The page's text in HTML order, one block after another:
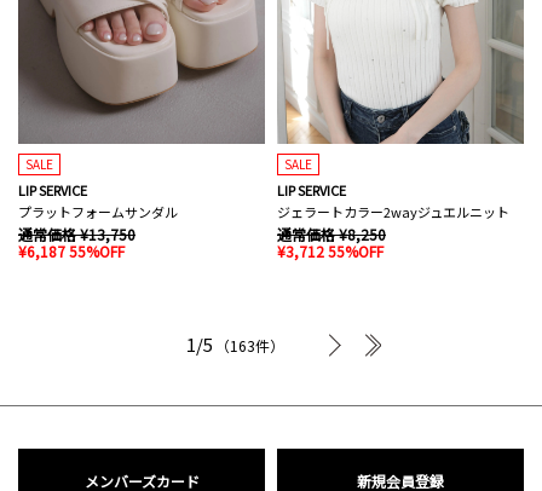
SALE
LIP SERVICE
プラットフォームサンダル
通常価格 ¥13,750
¥6,187 55%OFF
SALE
LIP SERVICE
ジェラートカラー2wayジュエルニット
通常価格 ¥8,250
¥3,712 55%OFF
1/5 （163件）
次へ
メンバーズカード 新規会員登録